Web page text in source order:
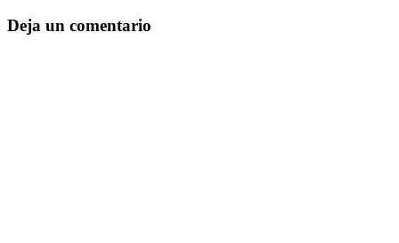
Deja un comentario